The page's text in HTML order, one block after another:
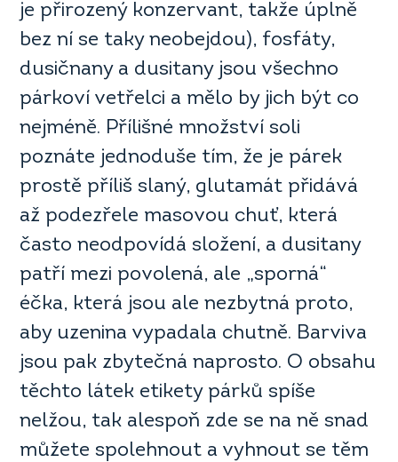
je přirozený konzervant, takže úplně
bez ní se taky neobejdou), fosfáty,
dusičnany a dusitany jsou všechno
párkoví vetřelci a mělo by jich být co
nejméně. Přílišné množství soli
poznáte jednoduše tím, že je párek
prostě příliš slaný, glutamát přidává
až podezřele masovou chuť, která
často neodpovídá složení, a dusitany
patří mezi povolená, ale „sporná“
éčka, která jsou ale nezbytná proto,
aby uzenina vypadala chutně. Barviva
jsou pak zbytečná naprosto. O obsahu
těchto látek etikety párků spíše
nelžou, tak alespoň zde se na ně snad
můžete spolehnout a vyhnout se těm